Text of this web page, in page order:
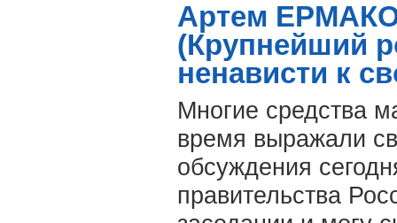
Артем
(Крупнейший
ненависти к
Многие средства
время выражали
обсуждения
правительства